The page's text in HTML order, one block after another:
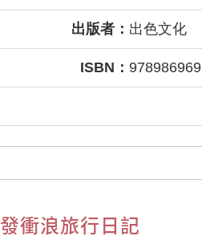
出版者： 出色文化
ISBN：
衝浪旅行日記